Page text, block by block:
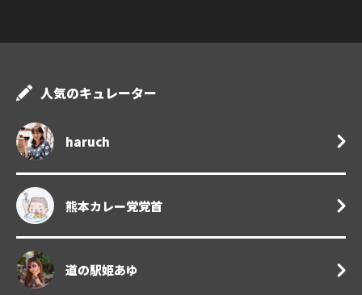
人気のキュレーター
haruch
熊本カレー党党首
道の駅姫あゆ